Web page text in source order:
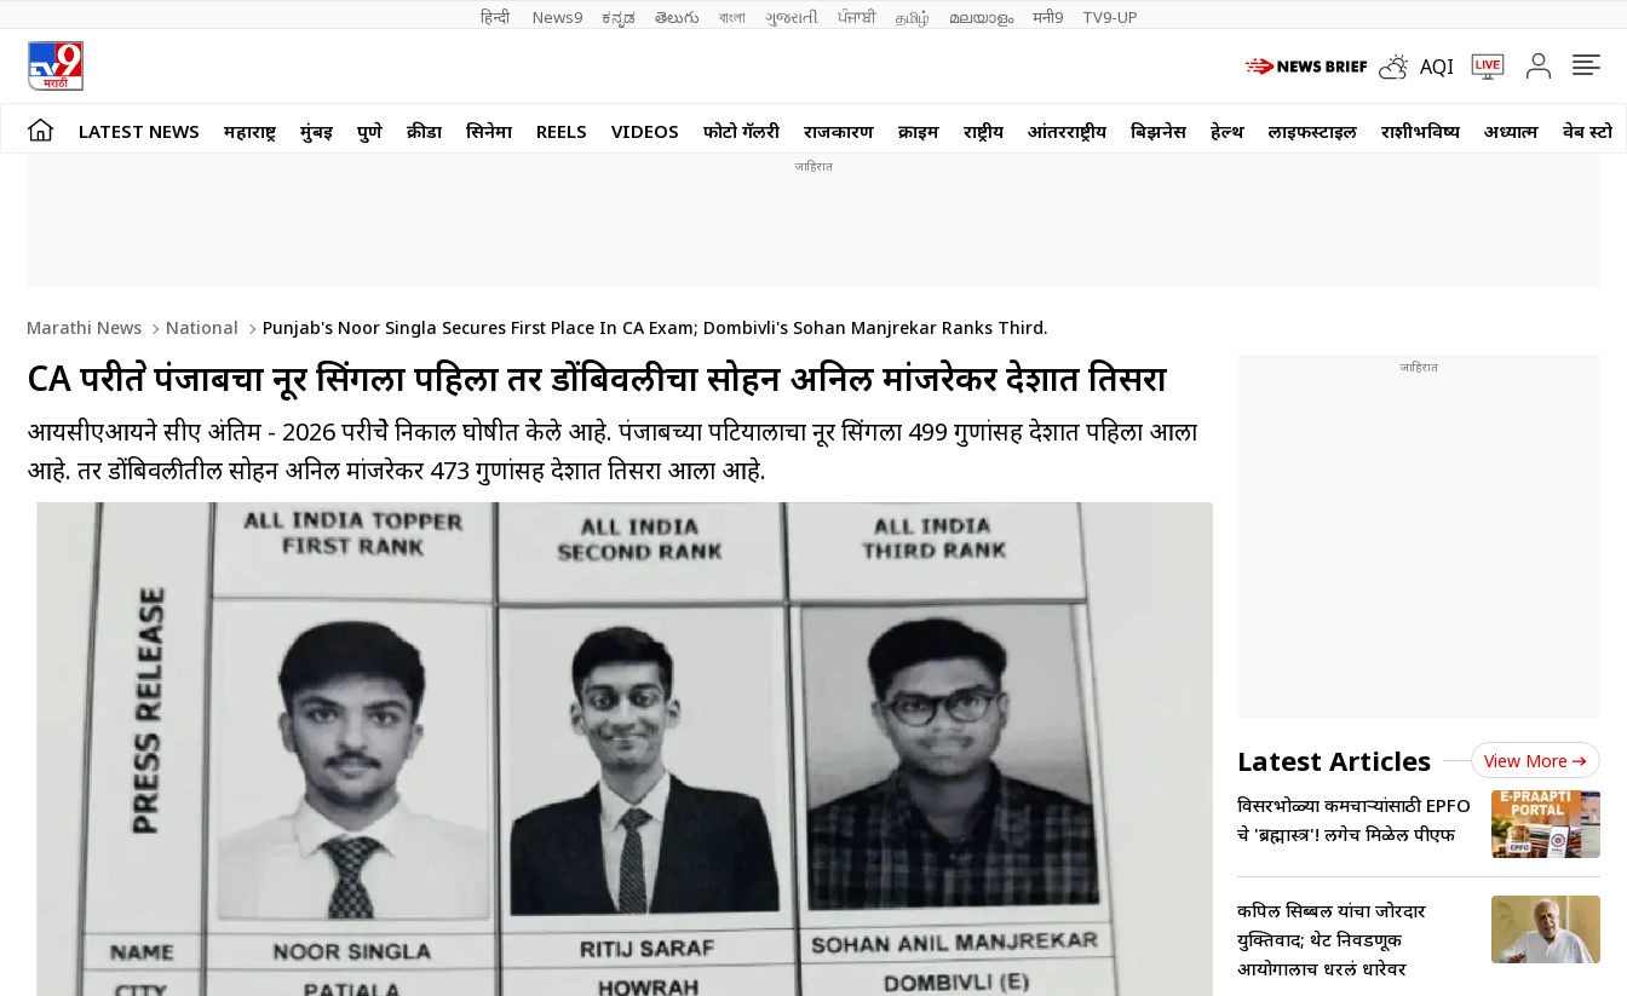
हिन्दी News9 ಕನ್ನಡ తెలుగు বাংলা ગુજરાતી ਪੰਜਾਬੀ தமிழ் മലയാളം मनी9 TV9-UP
AQI
LATEST NEWS महाराष्ट्र मुंबई पुणे क्रीडा सिनेमा REELS VIDEOS फोटो गॅलरी राजकारण क्राईम राष्ट्रीय आंतरराष्ट्रीय बिझनेस हेल्थ लाईफस्टाईल राशीभविष्य अध्यात्म वेब
Marathi News National Punjab's Noor Singla Secures First Place In CA Exam; Dombivli's Sohan Manjrekar Ranks Third.
CA परीक्षेत पंजाबचा नूर सिंगला पहिला तर डोंबिवलीचा सोहन अनिल मांजरेकर देशात तिसरा
आयसीएआयने सीए अंतिम - 2026 परीक्षेचे निकाल घोषीत केले आहे. पंजाबच्या पटियालाचा नूर सिंगला 499 गुणांसह देशात पहिला आला
आहे. तर डोंबिवलीतील सोहन अनिल मांजरेकर 473 गुणांसह देशात तिसरा आला आहे.
Latest Articles View More
विसरभोळ्या कर्मचार्‍यांसाठी EPFO
चे 'ब्रह्मास्त्र'! लगेच मिळेल पीएफ
कपिल सिब्बल यांचा जोरदार
युक्तिवाद; थेट निवडणूक
आयोगालाच धरलं धारेवर